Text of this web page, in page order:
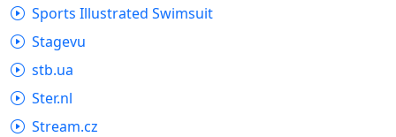
Sports Illustrated Swimsuit
Stagevu
stb.ua
Ster.nl
Stream.cz